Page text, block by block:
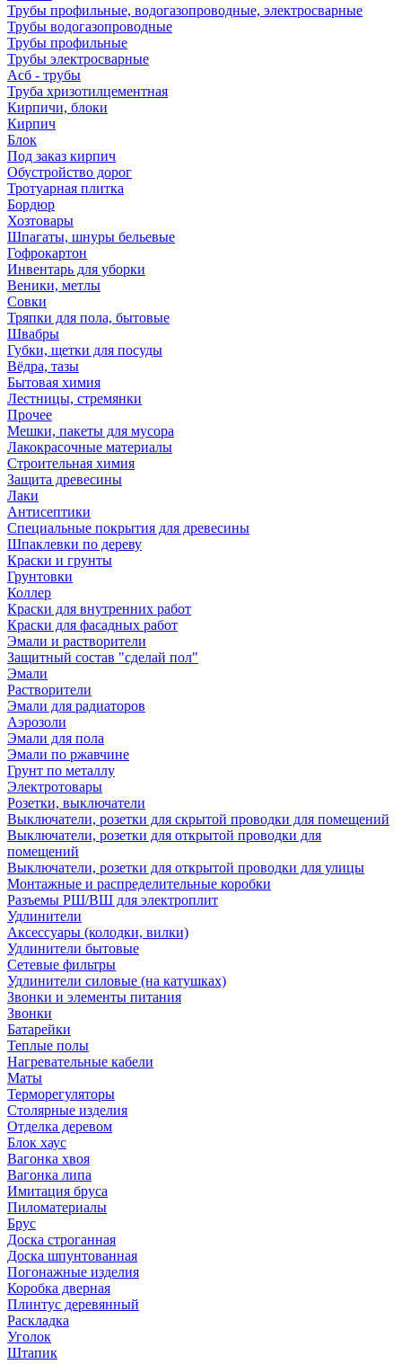
Трубы профильные, водогазопроводные, электросварные
Трубы водогазопроводные
Трубы профильные
Трубы электросварные
Асб - трубы
Труба хризотилцементная
Кирпичи, блоки
Кирпич
Блок
Под заказ кирпич
Обустройство дорог
Тротуарная плитка
Бордюр
Хозтовары
Шпагаты, шнуры бельевые
Гофрокартон
Инвентарь для уборки
Веники, метлы
Совки
Тряпки для пола, бытовые
Швабры
Губки, щетки для посуды
Вёдра, тазы
Бытовая химия
Лестницы, стремянки
Прочее
Мешки, пакеты для мусора
Лакокрасочные материалы
Строительная химия
Защита древесины
Лаки
Антисептики
Специальные покрытия для древесины
Шпаклевки по дереву
Краски и грунты
Грунтовки
Коллер
Краски для внутренних работ
Краски для фасадных работ
Эмали и растворители
Защитный состав "сделай пол"
Эмали
Растворители
Эмали для радиаторов
Аэрозоли
Эмали для пола
Эмали по ржавчине
Грунт по металлу
Электротовары
Розетки, выключатели
Выключатели, розетки для скрытой проводки для помещений
Выключатели, розетки для открытой проводки для
помещений
Выключатели, розетки для открытой проводки для улицы
Монтажные и распределительные коробки
Разъемы РШ/ВШ для электроплит
Удлинители
Аксессуары (колодки, вилки)
Удлинители бытовые
Сетевые фильтры
Удлинители силовые (на катушках)
Звонки и элементы питания
Звонки
Батарейки
Теплые полы
Нагревательные кабели
Маты
Терморегуляторы
Столярные изделия
Отделка деревом
Блок хаус
Вагонка хвоя
Вагонка липа
Имитация бруса
Пиломатериалы
Брус
Доска строганная
Доска шпунтованная
Погонажные изделия
Коробка дверная
Плинтус деревянный
Раскладка
Уголок
Штапик